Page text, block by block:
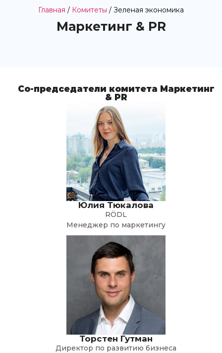
Главная / Комитеты / Зеленая экономика
Маркетинг & PR
Со-председатели комитета Маркетинг
& PR
Юлия Тюкалова
RÖDL
Менеджер по маркетингу
Торстен Гутман
Директор по развитию бизнеса